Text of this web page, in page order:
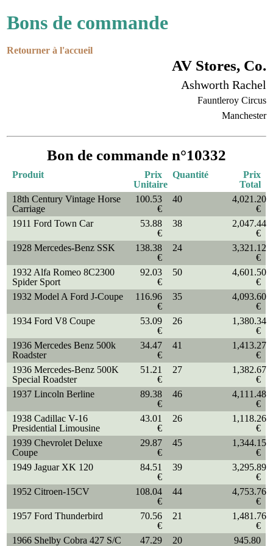
Bons de commande
Retourner à l'accueil
AV Stores, Co.
Ashworth Rachel
Fauntleroy Circus
Manchester
Bon de commande n°10332
Produit
Prix
Unitaire
Quantité
Prix
Total
18th Century Vintage Horse
Carriage
100.53
€
40
4,021.20
€
1911 Ford Town Car
53.88
€
38
2,047.44
€
1928 Mercedes-Benz SSK
138.38
€
24
3,321.12
€
1932 Alfa Romeo 8C2300
Spider Sport
92.03
€
50
4,601.50
€
1932 Model A Ford J-Coupe
116.96
€
35
4,093.60
€
1934 Ford V8 Coupe
53.09
€
26
1,380.34
€
1936 Mercedes Benz 500k
Roadster
34.47
€
41
1,413.27
€
1936 Mercedes-Benz 500K
Special Roadster
51.21
€
27
1,382.67
€
1937 Lincoln Berline
89.38
€
46
4,111.48
€
1938 Cadillac V-16
Presidential Limousine
43.01
€
26
1,118.26
€
1939 Chevrolet Deluxe
Coupe
29.87
€
45
1,344.15
€
1949 Jaguar XK 120
84.51
€
39
3,295.89
€
1952 Citroen-15CV
108.04
€
44
4,753.76
€
1957 Ford Thunderbird
70.56
€
21
1,481.76
€
1966 Shelby Cobra 427 S/C
47.29
20
945.80